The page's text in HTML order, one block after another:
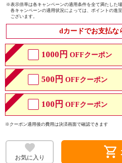
※表示倍率は各キャンペーンの適用条件を全て満たした
各キャンペーンの適用状況によっては、ポイントの進
ございます。
dカードでお支払な
1000円 OFFクーポン
500円 OFFクーポン
100円 OFFクーポン
※クーポン適用後の費用は決済画面で確認できます
お気に入り shopping_cart